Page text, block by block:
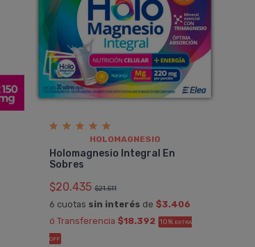
MARCELO
Holomagnesio Integral En Polvo
HOLOMAGNESIO
Holomagnesio Integral En
Sobres
$20.435 $21.511
6 cuotas sin interés de $3.406
ó Transferencia $18.392 10% EXTRA
OFF